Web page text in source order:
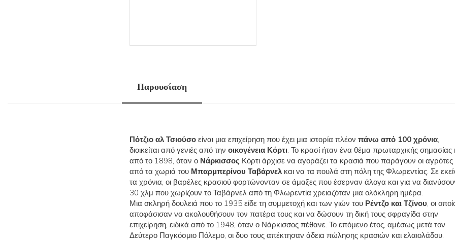
Παρουσίαση
Πότζιο αλ Τσιούσο είναι μια επιχείρηση που έχει μια ιστορία πλέον πάνω από 100 χρόνια,
διοικείται από γενιές από την οικογένεια Κόρτι. Το κρασί ήταν ένα θέμα πρωταρχικής σημασίας
από το 1898, όταν ο Νάρκισσος Κόρτι άρχισε να αγοράζει τα κρασιά που παράγουν οι αγρότες
από τα χωριά του Μπαρμπερίνου Ταβάρνελ και να τα πουλά στη πόλη της Φλωρεντίας. Σε
τα χρόνια, οι βαρέλες κρασιού φορτώνονταν σε άμαξες που έσερναν άλογα και για να
30 χλμ που χωρίζουν το Ταβάρνελ από τη Φλωρεντία χρειαζόταν μια ολόκληρη ημέρα.
Μια σκληρή δουλειά που το 1935 είδε τη συμμετοχή και των γιών του Ρέντζο και Τζίνου, οι
αποφάσισαν να ακολουθήσουν τον πατέρα τους και να δώσουν τη δική τους σφραγίδα στην
επιχείρηση, ειδικά από το 1948, όταν ο Νάρκισσος πέθανε. Το επόμενο έτος, αμέσως μετά τον
Δεύτερο Παγκόσμιο Πόλεμο, οι δυο τους απέκτησαν άδεια πώλησης κρασιών και ελαιολάδου.